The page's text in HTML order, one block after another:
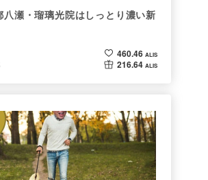
八瀬・瑠璃光院はしっとり濃い新
460.46 ALIS
216.64 ALIS